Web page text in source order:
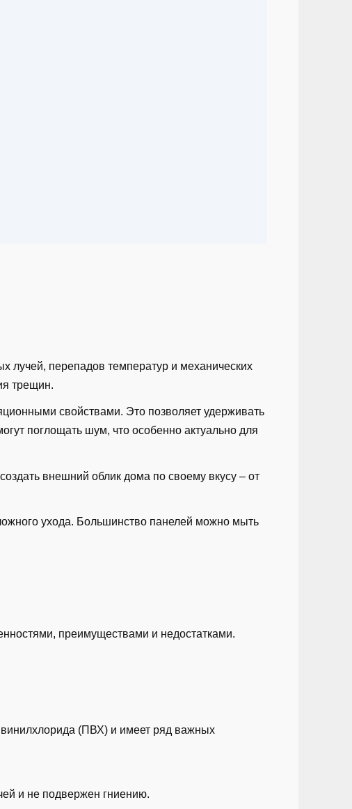
лучей, перепадов температур и механических
трещин.
свойствами. Это позволяет удерживать
поглощать шум, что особенно актуально для
внешний облик дома по своему вкусу – от
ухода. Большинство панелей можно мыть
преимуществами и недостатками.
(ПВХ) и имеет ряд важных
и не подвержен гниению.